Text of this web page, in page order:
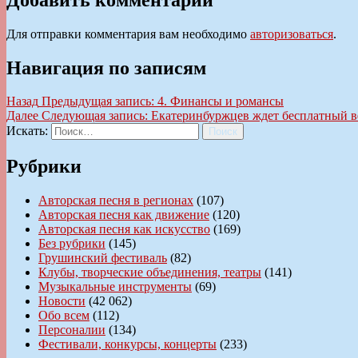
Для отправки комментария вам необходимо авторизоваться.
Навигация по записям
Назад Предыдущая запись: 4. Финансы и романсы
Далее Следующая запись: Екатеринбуржцев ждет бесплатный
Искать:
Поиск
Рубрики
Авторская песня в регионах (107)
Авторская песня как движение (120)
Авторская песня как искусство (169)
Без рубрики (145)
Грушинский фестиваль (82)
Клубы, творческие объединения, театры (141)
Музыкальные инструменты (69)
Новости (42 062)
Обо всем (112)
Персоналии (134)
Фестивали, конкурсы, концерты (233)